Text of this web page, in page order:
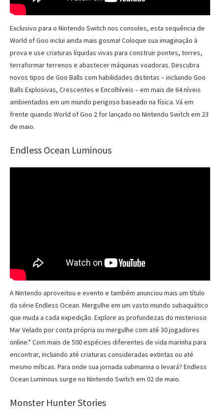
Exclusivo para o Nintendo Switch nos consoles, esta sequência de
World of Goo inclui ainda mais gosma! Coloque sua imaginação à
prova e use criaturas líquidas vivas para construir pontes, torres,
terraformar terrenos e abastecer máquinas voadoras. Descubra
novos tipos de Goo Balls com habilidades distintas – incluindo Goo
Balls Explosivas, Crescentes e Encolhíveis – em mais de 64 níveis
ambientados em um mundo perigoso baseado na física. Vá em
frente quando World of Goo 2 for lançado no Nintendo Switch em 23
de maio.
Endless Ocean Luminous
A Nintendo aproveitou e evento e também anunciou mais um título
da série Endless Ocean. Mergulhe em um vasto mundo subaquático
que muda a cada expedição. Explore as profundezas do misterioso
Mar Velado por conta própria ou mergulhe com até 30 jogadores
online.* Com mais de 500 espécies diferentes de vida marinha para
encontrar, incluindo até criaturas consideradas extintas ou até
mesmo míticas. Para onde sua jornada submarina o levará? Endless
Ocean Luminous surge no Nintendo Switch em 02 de maio.
Monster Hunter Stories